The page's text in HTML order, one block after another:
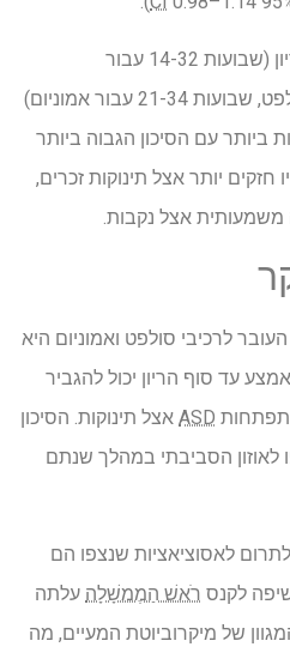
14-32 עבור
שבועות 23-36 עבור סולפט, שבועות 21-34 עבור אמוניום)
ביותר עם הסיכון הגבוה ביותר
יותר אצל תינוקות זכרים,
אצל נקבות.
לרכיבי סולפט ואמוניום היא
עד סוף הריון יכול להגביר
ASD אצל תינוקות. הסיכון
לאוזון הסביבתי במהלך שנתם
לאסוציאציות שנצפו הם
לקנס רֹאשׁ הַמֶמשָׁלָה עלתה
של מיקרוביוטת המעיים, מה